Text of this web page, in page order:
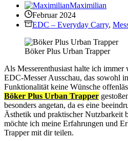
Maximilian
Februar 2024
EDC – Everyday Carry,
Böker Plus Urban Trapper
Als Messerenthusiast halte ich immer
EDC-Messer Ausschau, das sowohl
Funktionalität keine Wünsche
Böker Plus Urban Trapper
besonders angetan, da es eine
Ästhetik und praktischer Nutzbarkeit
möchte ich meine Erfahrungen und
Trapper mit dir teilen.